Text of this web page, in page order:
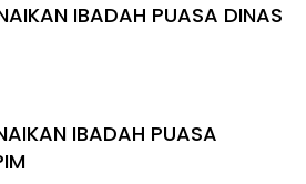
IBADAH PUASA DINAS
IBADAH PUASA